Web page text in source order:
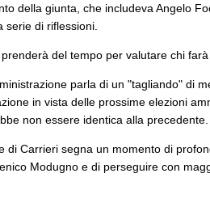
della giunta, che includeva Angelo
serie di riflessioni.
del tempo per valutare chi
parla di un "tagliando" di
in vista delle prossime elezioni
non essere identica alla precedente.
di Carrieri segna un momento di
Modugno e di perseguire con